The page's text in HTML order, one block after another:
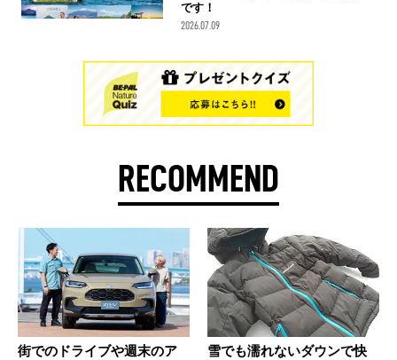
です！
2026.07.09
RECOMMEND
街でのドライブや週末のア
雪でも濡れないダウンで快